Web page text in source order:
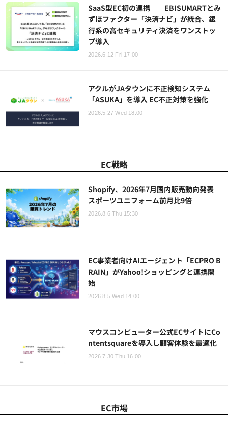
SaaS型EC初の連携——EBISUMARTとみ
ずほファクター「決済ナビ」が統合、銀
行系の高セキュリティ決済をワンストッ
プ導入
2026.6.12 Fri 17:00
アクルがJAタウンに不正検知システム
「ASUKA」を導入 EC不正対策を強化
2026.5.27 Wed 18:00
EC戦略
Shopify、2026年7月国内販売動向発表
スポーツユニフォーム前月比9倍
2026.8.6 Thu 15:30
EC事業者向けAIエージェント「ECPRO B
RAIN」がYahoo!ショッピングと連携開
始
2026.8.5 Wed 14:00
マウスコンピューター公式ECサイトにCo
ntentsquareを導入し顧客体験を最適化
2026.7.30 Thu 16:00
EC市場